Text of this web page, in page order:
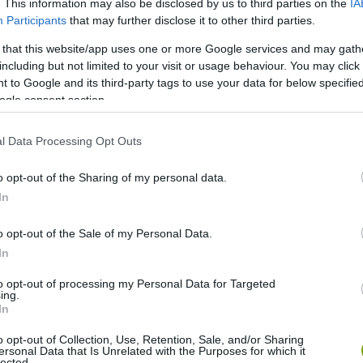
This information may also be disclosed by us to third parties on the
Participants that may further disclose it to other third parties.
that this website/app uses one or more Google services and may
but not limited to your visit or usage behaviour. You may
to Google and its third-party tags to use your data for below
consent section.
Data Processing Opt Outs
opt-out of the Sharing of my personal data.
opt-out of the Sale of my Personal Data.
opt-out of processing my Personal Data for Targeted
opt-out of Collection, Use, Retention, Sale, and/or Sharing
Data that Is Unrelated with the Purposes for which it
termelnek, ami számunkra sem ismeretlen:
a hajfestékekből is ismert. Spontán jelenlétét is
amelyek a szobai levegőben úszkáltak ott, ahol